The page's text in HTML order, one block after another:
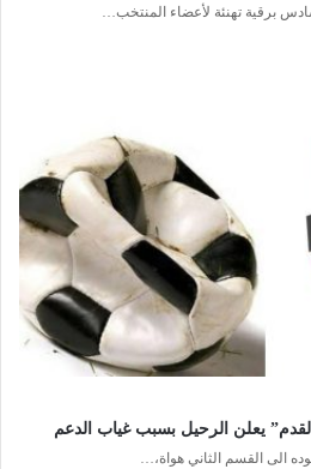
برقية تهنئة لأعضاء المنتخب…
يعلن الرحيل بسبب غياب الدعم
الى القسم الثاني هواة،…